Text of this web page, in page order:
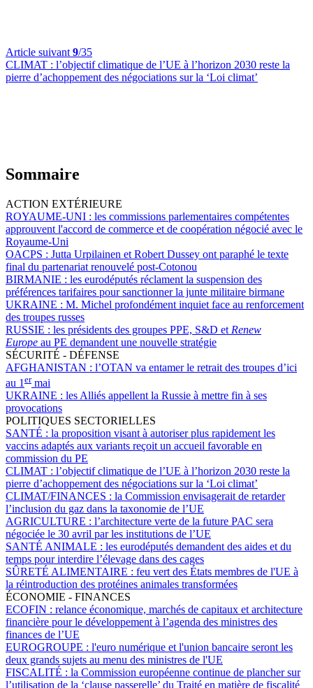
Article suivant 9/35
CLIMAT : l’objectif climatique de l’UE à l’horizon 2030 reste la
pierre d’achoppement des négociations sur la ‘Loi climat’
Sommaire
ACTION EXTÉRIEURE
ROYAUME-UNI : les commissions parlementaires compétentes
approuvent l'accord de commerce et de coopération négocié avec le
Royaume-Uni
OACPS : Jutta Urpilainen et Robert Dussey ont paraphé le texte
final du partenariat renouvelé post-Cotonou
BIRMANIE : les eurodéputés réclament la suspension des
préférences tarifaires pour sanctionner la junte militaire birmane
UKRAINE : M. Michel profondément inquiet face au renforcement
des troupes russes
RUSSIE : les présidents des groupes PPE, S&D et Renew
Europe au PE demandent une nouvelle stratégie
SÉCURITÉ - DÉFENSE
AFGHANISTAN : l’OTAN va entamer le retrait des troupes d’ici
au 1 ermai
UKRAINE : les Alliés appellent la Russie à mettre fin à ses
provocations
POLITIQUES SECTORIELLES
SANTÉ : la proposition visant à autoriser plus rapidement les
vaccins adaptés aux variants reçoit un accueil favorable en
commission du PE
CLIMAT : l’objectif climatique de l’UE à l’horizon 2030 reste la
pierre d’achoppement des négociations sur la ‘Loi climat’
CLIMAT/FINANCES : la Commission envisagerait de retarder
l’inclusion du gaz dans la taxonomie de l’UE
AGRICULTURE : l’architecture verte de la future PAC sera
négociée le 30 avril par les institutions de l’UE
SANTÉ ANIMALE : les eurodéputés demandent des aides et du
temps pour interdire l’élevage dans des cages
SÛRETÉ ALIMENTAIRE : feu vert des États membres de l'UE à
la réintroduction des protéines animales transformées
ÉCONOMIE - FINANCES
ECOFIN : relance économique, marchés de capitaux et architecture
financière pour le développement à l’agenda des ministres des
finances de l’UE
EUROGROUPE : l'euro numérique et l'union bancaire seront les
deux grands sujets au menu des ministres de l'UE
FISCALITÉ : la Commission européenne continue de plancher sur
l’utilisation de la ‘clause passerelle’ du Traité en matière de fiscalité